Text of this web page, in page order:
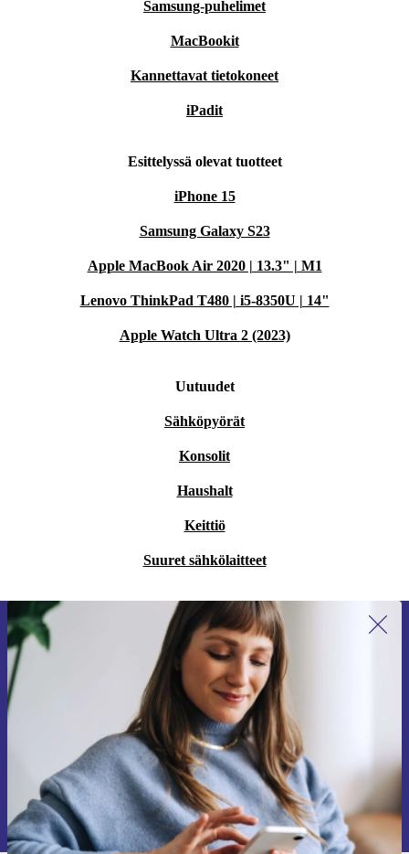
Samsung-puhelimet
MacBookit
Kannettavat tietokoneet
iPadit
Esittelyssä olevat tuotteet
iPhone 15
Samsung Galaxy S23
Apple MacBook Air 2020 | 13.3" | M1
Lenovo ThinkPad T480 | i5-8350U | 14"
Apple Watch Ultra 2 (2023)
Uutuudet
Sähköpyörät
Konsolit
Haushalt
Keittiö
Suuret sähkölaitteet
Liity ensimmäistä kertaa uutiskirjeen
tilaajaksi ja säästä 15 €!
Älä missaa enää yhtäkään tarjousta.
Pyydä etukuponki
Lisätietoja henkilötietojen käytöstä löydättietosuojaselosteestamme.